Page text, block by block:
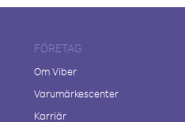
FÖRETAG
Om Viber
Varumärkescenter
Karriär